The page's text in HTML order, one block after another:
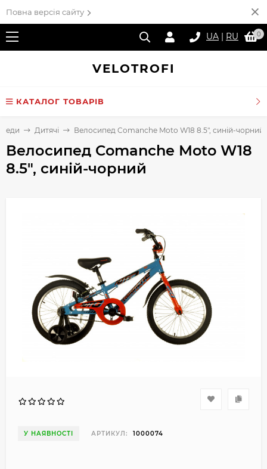
Повна версія сайту
UA | RU 0
VELOTROFI
КАТАЛОГ ТОВАРІВ
Дитячі Велосипед Comanche Moto W18 8.5", синій-чорний
Велосипед Comanche Moto W18
8.5", синій-чорний
У НАЯВНОСТІ АРТИКУЛ: 1000074